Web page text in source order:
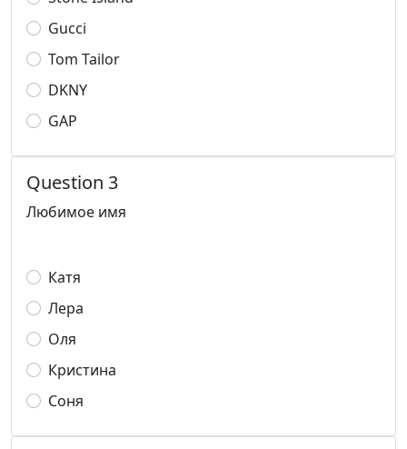
Gucci
Tom Tailor
DKNY
GAP
Question 3
Любимое имя
Катя
Лера
Оля
Кристина
Соня